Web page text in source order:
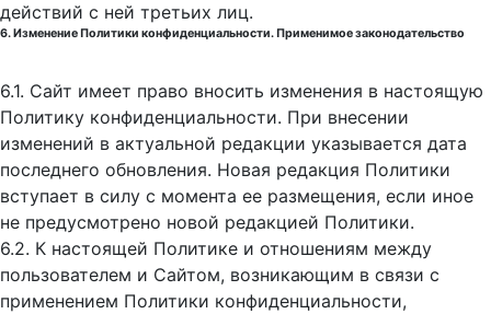
действий с ней третьих лиц.
6. Изменение Политики конфиденциальности. Применимое законодательство
6.1. Сайт имеет право вносить изменения в настоящую
Политику конфиденциальности. При внесении
изменений в актуальной редакции указывается дата
последнего обновления. Новая редакция Политики
вступает в силу с момента ее размещения, если иное
не предусмотрено новой редакцией Политики.
6.2. К настоящей Политике и отношениям между
пользователем и Сайтом, возникающим в связи с
применением Политики конфиденциальности,